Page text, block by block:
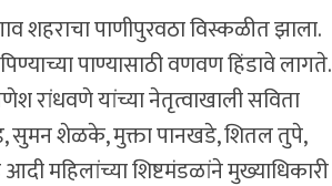
शहराचा पाणीपुरवठा विस्कळीत झाला.
पाण्यासाठी वणवण हिंडावे लागते.
रांधवणे यांच्या नेतृत्वाखाली सविता
सुमन शेळके, मुक्ता पानखडे, शितल तुपे,
महिलांच्या शिष्टमंडळांने मुख्याधिकारी